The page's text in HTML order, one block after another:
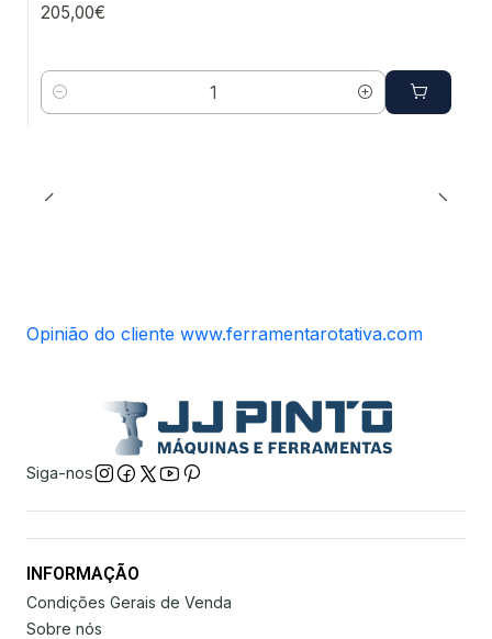
205,00€
Quantidade
Opinião do cliente www.ferramentarotativa.com
Siga-nos
INFORMAÇÃO
Condições Gerais de Venda
Sobre nós